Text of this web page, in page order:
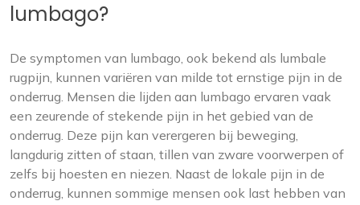
lumbago?
De symptomen van lumbago, ook bekend als lumbale
rugpijn, kunnen variëren van milde tot ernstige pijn in de
onderrug. Mensen die lijden aan lumbago ervaren vaak
een zeurende of stekende pijn in het gebied van de
onderrug. Deze pijn kan verergeren bij beweging,
langdurig zitten of staan, tillen van zware voorwerpen of
zelfs bij hoesten en niezen. Naast de lokale pijn in de
onderrug, kunnen sommige mensen ook last hebben van